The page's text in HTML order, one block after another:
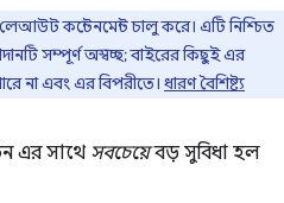
কন্টেনমেন্ট চালু করে। এটি নিশ্চিত
সম্পূর্ণ অস্বচ্ছ; বাইরের কিছুই এর
না এবং এর বিপরীতে। ধারণ বৈশিষ্ট্য
এর সাথে সবচেয়েবড় সুবিধা হল